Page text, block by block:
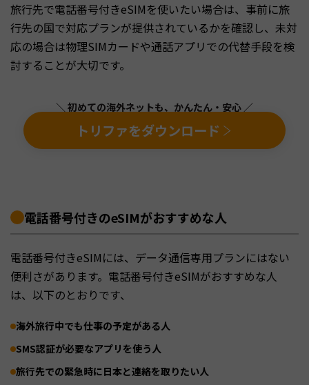
旅行先で電話番号付きeSIMを使いたい場合は、事前に旅
行先の国で対応プランが提供されているかを確認し、未対
応の場合は物理SIMカードや通話アプリでの代替手段を検
討することが大切です。
＼ 初めての海外ネットも、かんたん・安心 ／
トリファをダウンロード
電話番号付きのeSIMがおすすめな人
電話番号付きeSIMには、データ通信専用プランにはない
便利さがあります。電話番号付きeSIMがおすすめな人
は、以下のとおりです、
海外旅行中でも仕事の予定がある人
SMS認証が必要なアプリを使う人
旅行先での緊急時に日本と連絡を取りたい人